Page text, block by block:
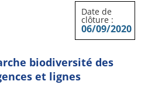
Date de
clôture :
06/09/2020
biodiversité des
et lignes